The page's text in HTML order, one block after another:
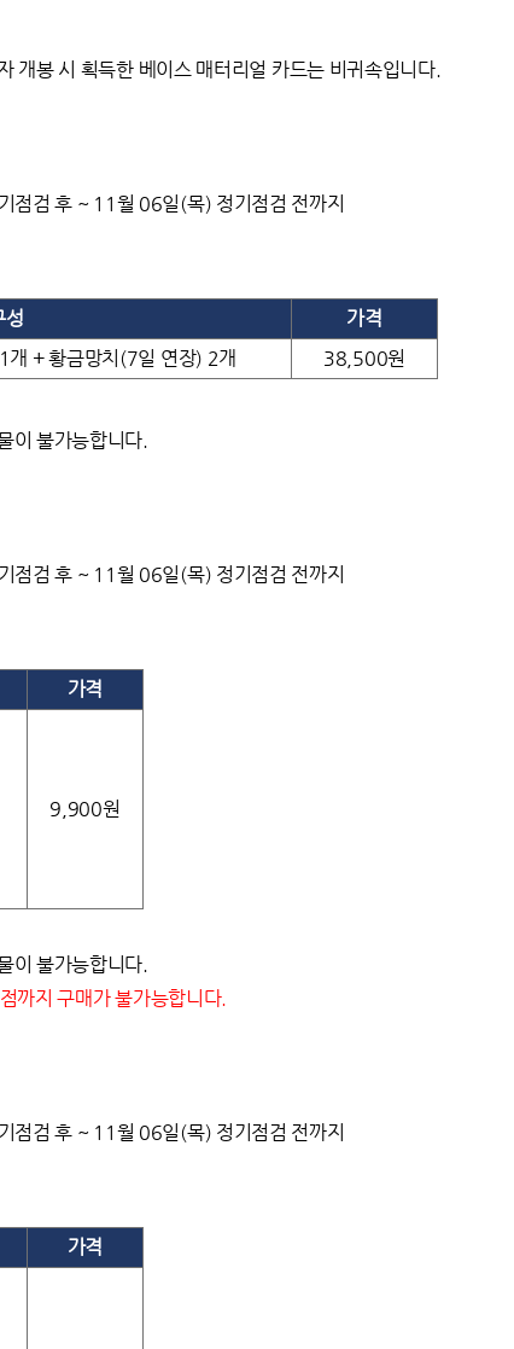
개봉 시 획득한 베이스 매터리얼 카드는 비귀속입니다.
검 후 ~ 11월 06일(목) 정기점검 전까지
성
가격
개 + 황금망치(7일 연장) 2개
38,500원
이 불가능합니다.
검 후 ~ 11월 06일(목) 정기점검 전까지
가격
9,900원
이 불가능합니다.
까지 구매가 불가능합니다.
검 후 ~ 11월 06일(목) 정기점검 전까지
가격